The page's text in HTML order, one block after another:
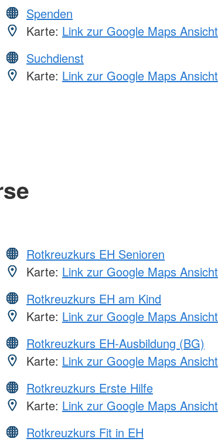
Spenden
Karte: Link zur Google Maps Ansicht
Suchdienst
Karte: Link zur Google Maps Ansicht
Rotkreuzkurs EH Senioren
Karte: Link zur Google Maps Ansicht
Rotkreuzkurs EH am Kind
Karte: Link zur Google Maps Ansicht
Rotkreuzkurs EH-Ausbildung (BG)
Karte: Link zur Google Maps Ansicht
Rotkreuzkurs Erste Hilfe
Karte: Link zur Google Maps Ansicht
Rotkreuzkurs Fit in EH